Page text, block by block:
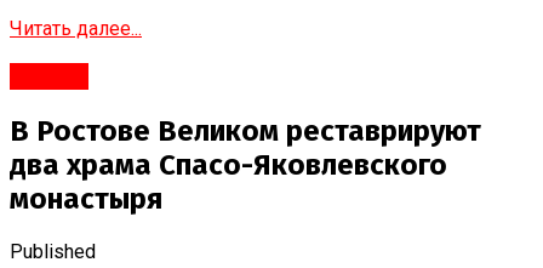
Читать далее...
В Ростове Великом реставрируют
два храма Спасо-Яковлевского
монастыря
Published